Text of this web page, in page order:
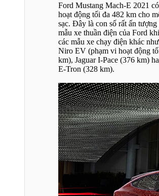
Ford Mustang Mach-E 2021
hoạt động tối đa 482 km cho
sạc. Đây là con số rất ấn
mẫu xe thuần điện của Ford
các mẫu xe chạy điện khác
Niro EV (phạm vi hoạt động
km), Jaguar I-Pace (376 km)
E-Tron (328 km).